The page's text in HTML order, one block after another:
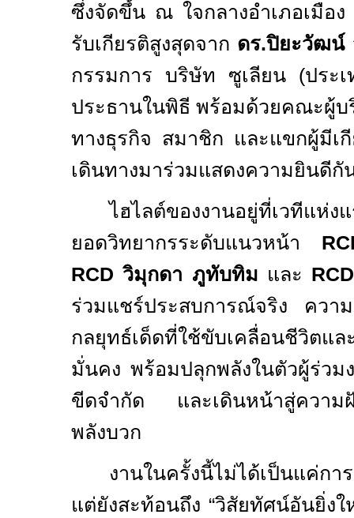
ซึ่งจัดขึ้น ณ ใจกลางอำเภอเมือ
รับเกียรติสูงสุดจาก ดร.ปิยะวัฒน์
กรรมการ บริษัท ซูเลียน (ประ
ประธานในพิธี พร้อมด้วยคณะผู้บ
ทางธุรกิจ สมาชิก และแขกผู้มีเ
เดินทางมาร่วมแสดงความยินดีกั
ไฮไลต์ของงานอยู่ที่เวทีแห่ง
ยอดวิทยากรระดับแนวหน้า
RCDวิมุกดา ภูทับทิม และ
ร่วมแชร์ประสบการณ์จริง ควา
กลยุทธ์เด็ดที่ใช้ขับเคลื่อนชีวิตแล
มั่นคง พร้อมปลุกพลังในตัวผู้ร่วม
ขีดจำกัด และเดินหน้าสู่ความฝั
พลังบวก
งานในครั้งนี้ไม่ได้เป็นแค่ก
แต่ยังสะท้อนถึง “วิสัยทัศน์อันยิ่ง